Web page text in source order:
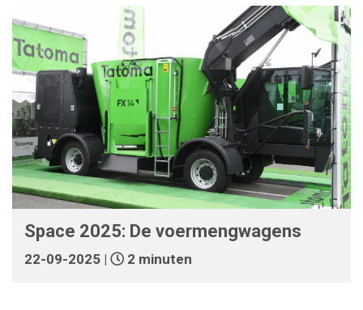
Space 2025: De voermengwagens
22-09-2025 | 2 minuten